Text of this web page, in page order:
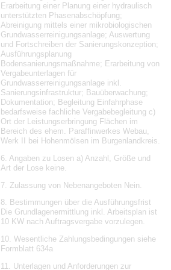
Erarbeitung einer Planung einer hydraulisch
unterstützten Phasenabschöpfung;
Abreinigung mittels einer mikrobiologischen
Grundwasserreinigungsanlage; Auswertung
und Fortschreiben der Sanierungskonzeption;
Ausführungsplanung
Bodensanierungsmaßnahme; Erarbeitung von
Vergabeunterlagen für
Grundwasserreinigungsanlage inkl.
Sanierungsinfrastruktur; Bauüberwachung;
Dokumentation; Begleitung Einfahrphase
bedarfsweise fachliche Vergabebegleitung c)
Ort der Leistungserbringung Flächen im
Bereich des ehem. Paraffinwerkes Webau,
Werk II bei Hohenmölsen im Burgenlandkreis.
6. Angaben zu Losen a) Anzahl, Größe und
Art der Lose keine.
7. Zulassung von Nebenangeboten Nein.
8. Bestimmungen über die Ausführungsfrist
Die Grundlagenermittlung inkl. Arbeitsplan ist
10 KW nach Auftragsvergabe vorzulegen.
10. Wesentliche Zahlungsbedingungen siehe
Formblatt 634a
11. Unterlagen und Anforderungen zur